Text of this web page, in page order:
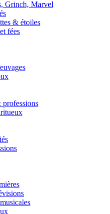
Grinch, Marvel
& étoiles
fées
professions